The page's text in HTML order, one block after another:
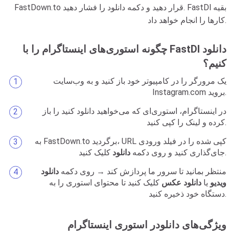
FastDown.to قرار دهید و دکمه دانلود را فشار دهید. FastDl بقیه
کارها را انجام خواهد داد.
چگونه استوری‌های اینستاگرام را با FastDl دانلود
کنیم؟
یک مرورگر را در کامپیوتر خود باز کنید و به وب‌سایت
Instagram.com بروید.
در اینستاگرام، استوری‌ای که می‌خواهید دانلود کنید را باز
کرده و لینک را کپی کنید.
به FastDown.to برگردید، URL کپی شده را در فیلد ورودی
جای‌گذاری کنید و روی دکمه دانلود
کلیک کنید.
منتظر بمانید تا سرور ما پردازش کند → روی دکمه دانلود
ویدیو یا دانلود عکس کلیک کنید تا محتوای استوری را به
دستگاه خود ذخیره کنید.
ویژگی‌های دانلودر استوری اینستاگرام